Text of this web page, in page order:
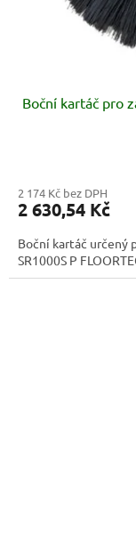
Boční kartáč pro
2 174 Kč bez DPH
2 630,54 Kč
Boční kartáč určený
SR1000S P